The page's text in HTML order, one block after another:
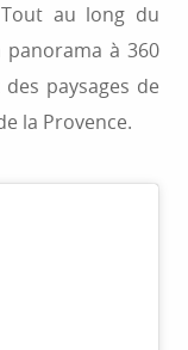
au long du
à 360
paysages de
la Provence.